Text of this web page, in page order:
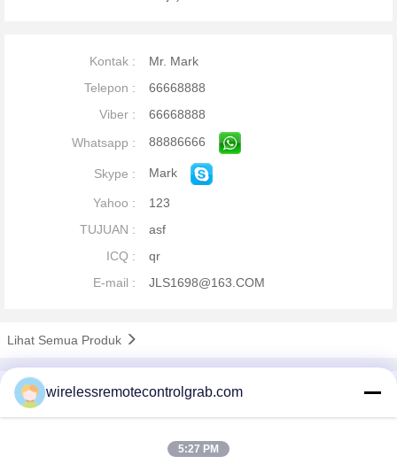
Kontak :
Mr. Mark
Telepon :
66668888
Viber :
66668888
Whatsapp :
88886666
Skype : Mark
Yahoo :
123
TUJUAN :
asf
ICQ :
qr
E-mail :
JLS1698@163.COM
Lihat Semua Produk
Profil Perusahaan
China Remote Control Grab Online Market
wirelessremotecontrolgrab.com
5:27 PM